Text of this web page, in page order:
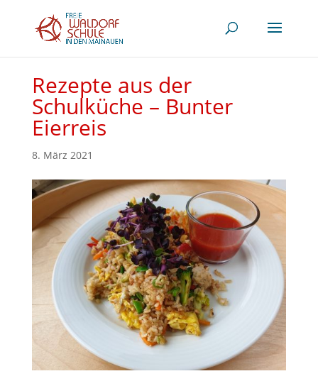
Rezepte aus der
Schulküche – Bunter
Eierreis
8. März 2021